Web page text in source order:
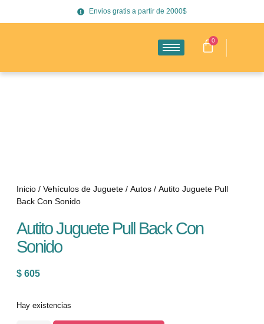
Envios gratis a partir de 2000$
0
Inicio / Vehículos de Juguete / Autos / Autito Juguete Pull
Back Con Sonido
Autito Juguete Pull Back Con
Sonido
$ 605
Hay existencias